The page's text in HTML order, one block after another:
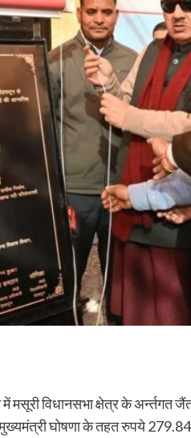
में मसूरी विधानसभा क्षेत्र के
मुख्यमंत्री घोषणा के तहत रुपये